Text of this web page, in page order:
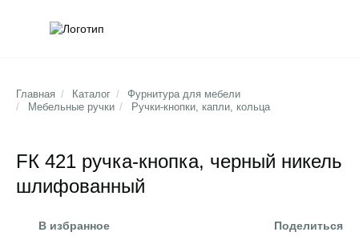
Главная / Каталог /
Фурнитура для мебели
/
Мебельные ручки / Ручки-кнопки, капли, кольца
FК 421 ручка-кнопка, черный никель
шлифованный
В избранное Поделиться